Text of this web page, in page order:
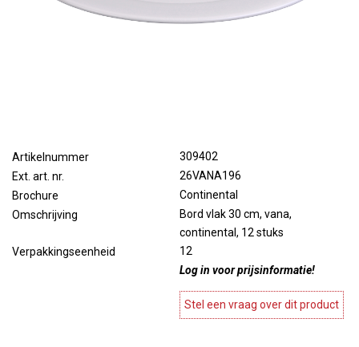
Artikelnummer
309402
Ext. art. nr.
26VANA196
Brochure
Continental
Omschrijving
Bord vlak 30 cm, vana,
continental, 12 stuks
Verpakkingseenheid
12
Log in voor prijsinformatie!
Stel een vraag over dit product